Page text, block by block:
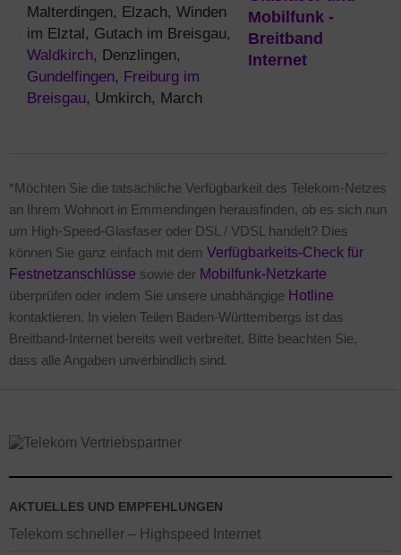
Malterdingen, Elzach, Winden
im Elztal, Gutach im Breisgau,
Waldkirch, Denzlingen,
Gundelfingen, Freiburg im
Breisgau, Umkirch, March
*Möchten Sie die tatsächliche Verfügbarkeit des Telekom-Netzes
an Ihrem Wohnort in Emmendingen herausfinden, ob es sich nun
um High-Speed-Glasfaser oder DSL / VDSL handelt? Dies
können Sie ganz einfach mit dem Verfügbarkeits-Check für
Festnetzanschlüsse sowie der Mobilfunk-Netzkarte
überprüfen oder indem Sie unsere unabhängige Hotline
kontaktieren. In vielen Teilen Baden-Württembergs ist das
Breitband-Internet bereits weit verbreitet. Bitte beachten Sie,
dass alle Angaben unverbindlich sind.
AKTUELLES UND EMPFEHLUNGEN
Telekom schneller – Highspeed Internet